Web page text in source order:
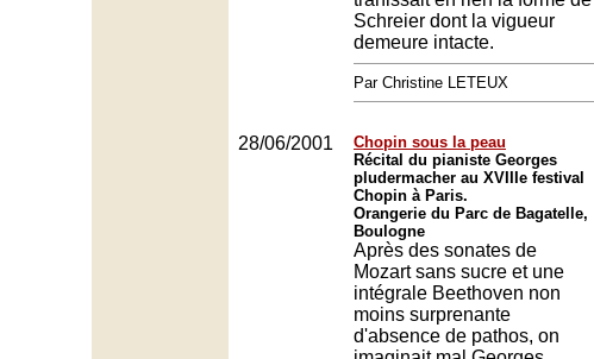
Schreier dont la vigueur
demeure intacte.
Par Christine LETEUX
28/06/2001
Chopin sous la peau
Récital du pianiste Georges
pludermacher au XVIIIe festival
Chopin à Paris.
Orangerie du Parc de Bagatelle,
Boulogne
Après des sonates de
Mozart sans sucre et une
intégrale Beethoven non
moins surprenante
d'absence de pathos, on